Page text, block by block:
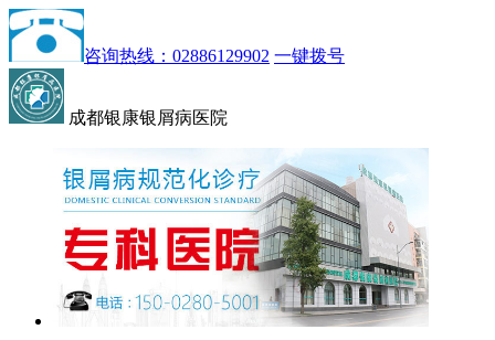
咨询热线：02886129902 一键拨号
成都银康银屑病医院